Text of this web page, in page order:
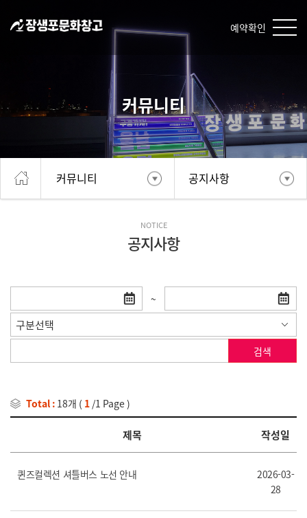
예약확인
커뮤니티
커뮤니티 공지사항
NOTICE
공지사항
~
검색
Total : 18개 ( 1 /1 Page )
제목 작성일
퀸즈컬렉션 셔틀버스 노선 안내
2026-03-
28